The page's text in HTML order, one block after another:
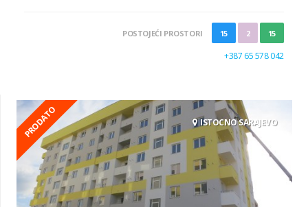
POSTOJEĆI PROSTORI 15 2 15
+387 65 578 042
PRODATO ISTOCNO SARAJEVO